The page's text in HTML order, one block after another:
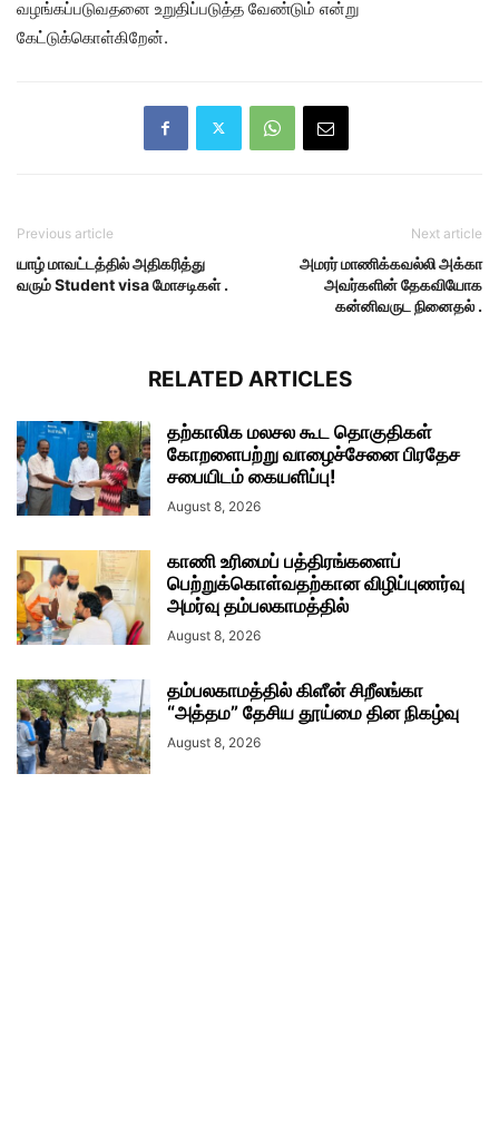
வழங்கப்படுவதனை உறுதிப்படுத்த வேண்டும் என்று
கேட்டுக்கொள்கிறேன்.
Previous article
யாழ் மாவட்டத்தில் அதிகரித்து
வரும் Student visa மோசடிகள் .
Next article
அமரர் மாணிக்கவல்லி அக்கா
அவர்களின் தேகவியோக
கன்னிவருட நினைதல் .
RELATED ARTICLES
தற்காலிக மலசல கூட தொகுதிகள்
கோறளைபற்று வாழைச்சேனை பிரதேச
சபையிடம் கையளிப்பு!
August 8, 2026
காணி உரிமைப் பத்திரங்களைப்
பெற்றுக்கொள்வதற்கான விழிப்புணர்வு
அமர்வு தம்பலகாமத்தில்
August 8, 2026
தம்பலகாமத்தில் கிளீன் சிறீலங்கா
“அத்தம” தேசிய தூய்மை தின நிகழ்வு
August 8, 2026